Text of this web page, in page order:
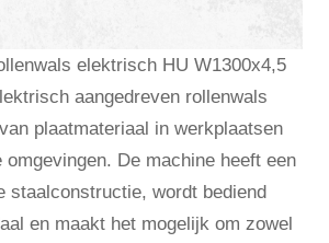
elektrisch HU W1300x4,5
aangedreven rollenwals
plaatmateriaal in werkplaatsen
omgevingen. De machine heeft een
staalconstructie, wordt bediend
en maakt het mogelijk om zowel